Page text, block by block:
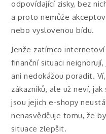
odpovídající zisky, bez
a proto nemůže
nebo vyslovenou bídu.
Jenže zatímco
finanční situaci
ani nedokážou poradit.
zákazníků, ale už neví,
jsou jejich e-shopy
nenasvědčuje tomu, že
situace zlepšit.